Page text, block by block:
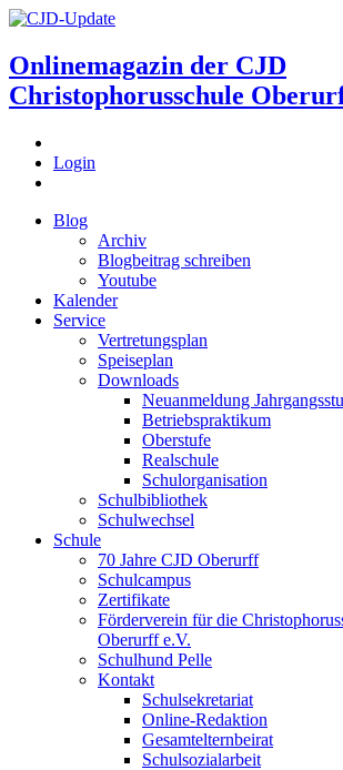
Onlinemagazin der CJD
Christophorusschule
Login
Blog
Archiv
Blogbeitrag schreiben
Youtube
Kalender
Service
Vertretungsplan
Speiseplan
Downloads
Neuanmeldung
Betriebspraktikum
Oberstufe
Realschule
Schulorganisation
Schulbibliothek
Schulwechsel
Schule
70 Jahre CJD Oberurff
Schulcampus
Zertifikate
Förderverein für die
Oberurff e.V.
Schulhund Pelle
Kontakt
Schulsekretariat
Online-Redaktion
Gesamtelternbeirat
Schulsozialarbeit